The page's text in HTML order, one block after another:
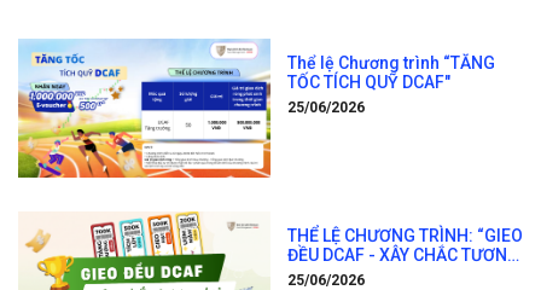
Thể lệ Chương trình “TĂNG
TỐC TÍCH QUỸ DCAF"
25/06/2026
THỂ LỆ CHƯƠNG TRÌNH: “GIEO
ĐỀU DCAF - XÂY CHẮC TƯƠNG
LAI”
25/06/2026